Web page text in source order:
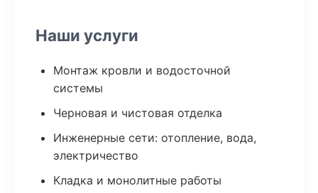
Наши услуги
Монтаж кровли и водосточной
системы
Черновая и чистовая отделка
Инженерные сети: отопление, вода,
электричество
Кладка и монолитные работы